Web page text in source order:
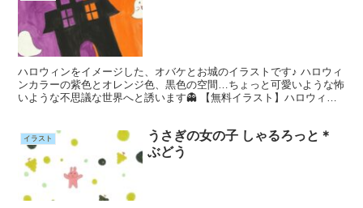
ハロウィンをイメージした、オバケとお城のイラストです♪ ハロウィ
ンカラーの紫色とオレンジ色、黒色の空間…ちょっと可愛いような怖
いような不思議な世界へと誘います👻 【無料イラスト】ハロウィン
イラスト
うさぎの女の子 しゃるろっと＊
ぶどう